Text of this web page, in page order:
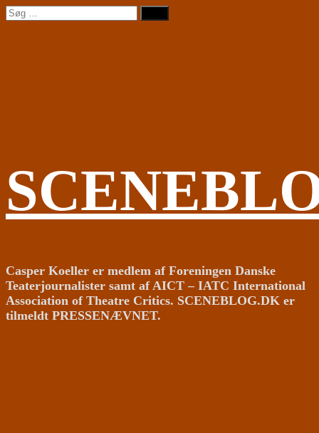
Videre
til
Søg
efter:
Casper Koeller er medlem af Foreningen Danske
Teaterjournalister samt af AICT – IATC International
Association of Theatre Critics. SCENEBLOG.DK er
tilmeldt PRESSENÆVNET.